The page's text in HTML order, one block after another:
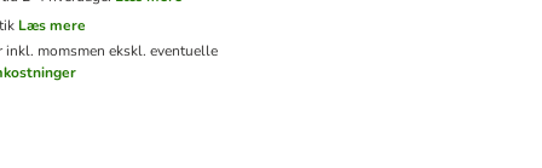
Læs mere
inkl. momsmen ekskl. eventuelle